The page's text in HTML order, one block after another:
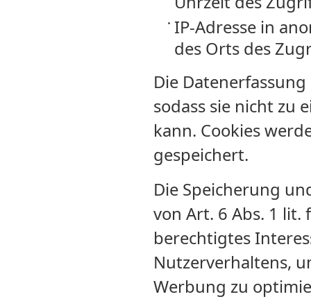
IP-Adresse in
des Orts des
Die
sodass sie nicht zu
kann. Cookies
gespeichert.
Die Speicherung
von Art. 6 Abs. 1 lit.
berechtigtes
Nutzerverhaltens,
Werbung zu